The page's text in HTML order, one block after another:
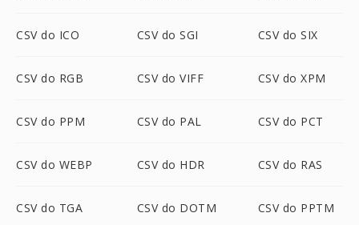
CSV do ICO CSV do SGI CSV do SIX
CSV do RGB CSV do VIFF CSV do XPM
CSV do PPM CSV do PAL CSV do PCT
CSV do WEBP CSV do HDR CSV do RAS
CSV do TGA CSV do DOTM CSV do PPTM